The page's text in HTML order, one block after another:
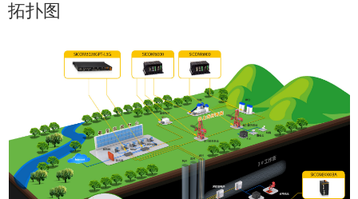
拓扑图